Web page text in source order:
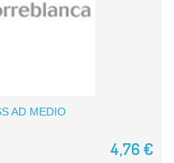
AD MEDIO
4,76 €